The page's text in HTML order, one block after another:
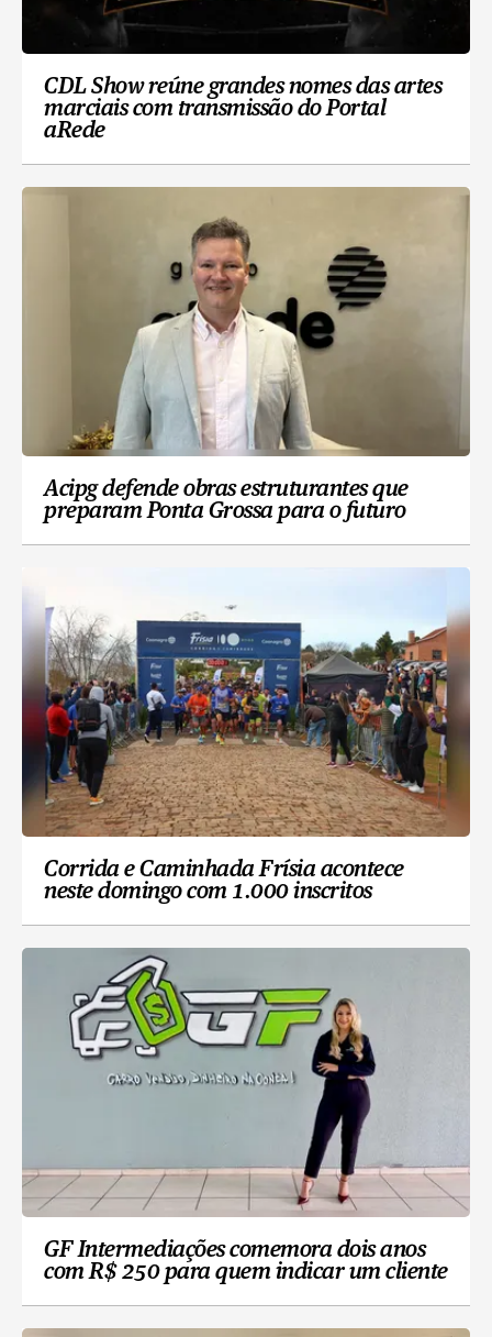
CDL Show reúne grandes nomes das artes
marciais com transmissão do Portal
aRede
Acipg defende obras estruturantes que
preparam Ponta Grossa para o futuro
Corrida e Caminhada Frísia acontece
neste domingo com 1.000 inscritos
GF Intermediações comemora dois anos
com R$ 250 para quem indicar um cliente